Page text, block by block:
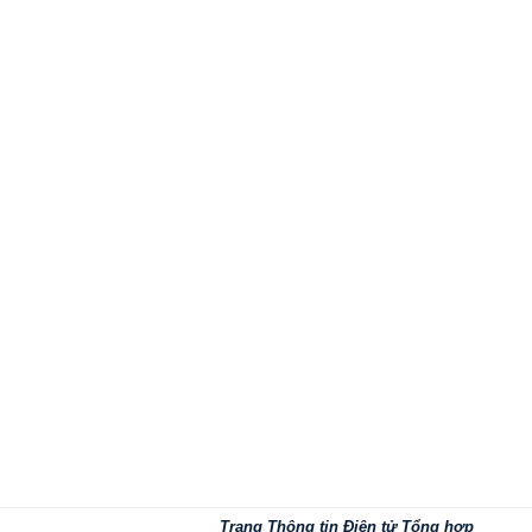
Trang Thông tin Điện tử Tổng hợp